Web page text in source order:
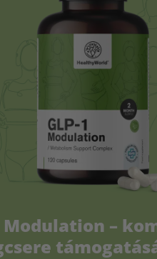
Modulation –